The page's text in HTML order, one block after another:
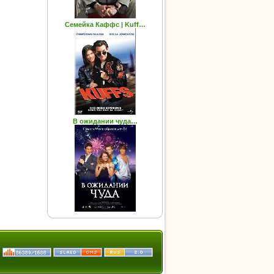
Семейка Каффс | Kuff…
В ожидании чуда…